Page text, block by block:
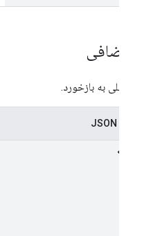
مواد اضافی
مواد تکمیلی به بازخورد.